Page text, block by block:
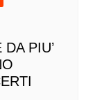
PIU’